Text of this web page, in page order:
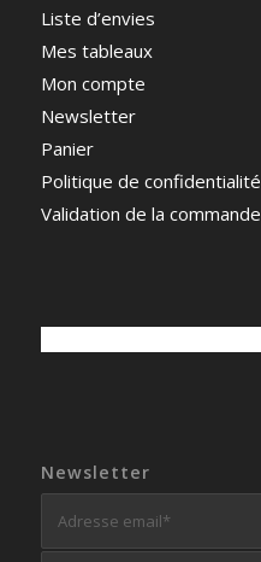
Liste d’envies
Mes tableaux
Mon compte
Newsletter
Panier
Politique de confidentialité
Validation de la commande
Newsletter